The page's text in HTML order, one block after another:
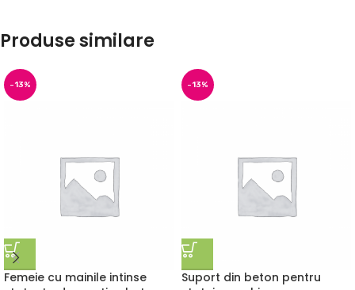
Produse similare
-13%
Femeie cu mainile intinse
-13%
Suport din beton pentru